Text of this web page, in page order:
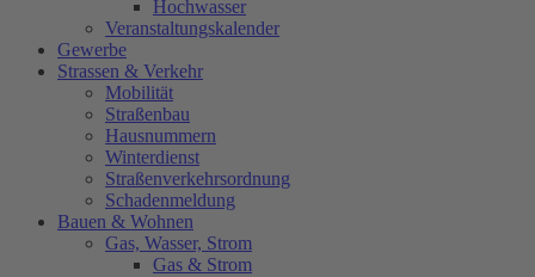
Hochwasser
Veranstaltungskalender
Gewerbe
Strassen & Verkehr
Mobilität
Straßenbau
Hausnummern
Winterdienst
Straßenverkehrsordnung
Schadenmeldung
Bauen & Wohnen
Gas, Wasser, Strom
Gas & Strom